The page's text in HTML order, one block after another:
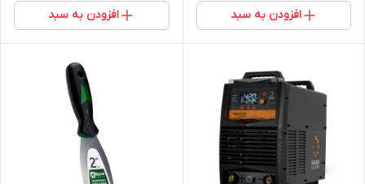
افزودن به سبد افزودن به سبد